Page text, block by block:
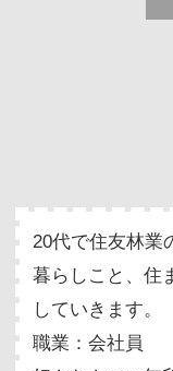
20代で住友林業
暮らしこと、住
していきます。
職業：会社員